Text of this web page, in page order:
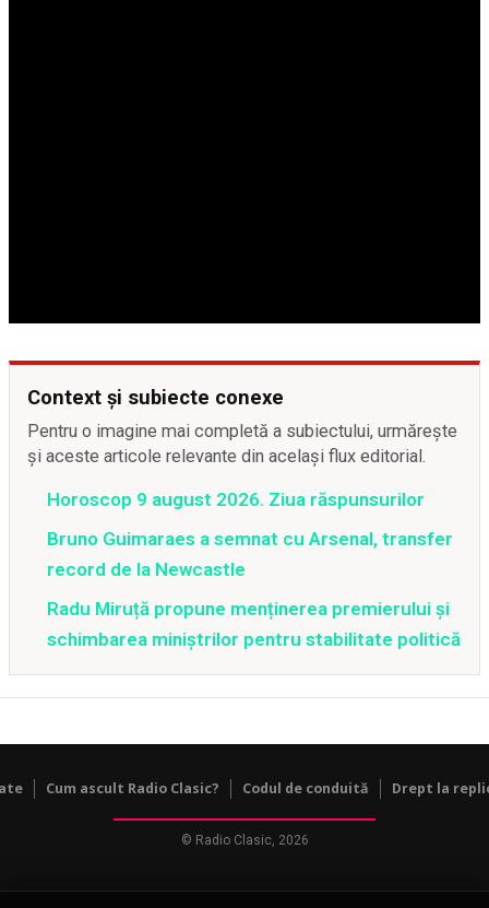
Context și subiecte conexe
Pentru o imagine mai completă a subiectului, urmărește
și aceste articole relevante din același flux editorial.
Horoscop 9 august 2026. Ziua răspunsurilor
Bruno Guimaraes a semnat cu Arsenal, transfer
record de la Newcastle
Radu Miruță propune menținerea premierului și
schimbarea miniștrilor pentru stabilitate politică
Cum ascult Radio Clasic? Codul de conduită Drept la
© Radio Clasic, 2026